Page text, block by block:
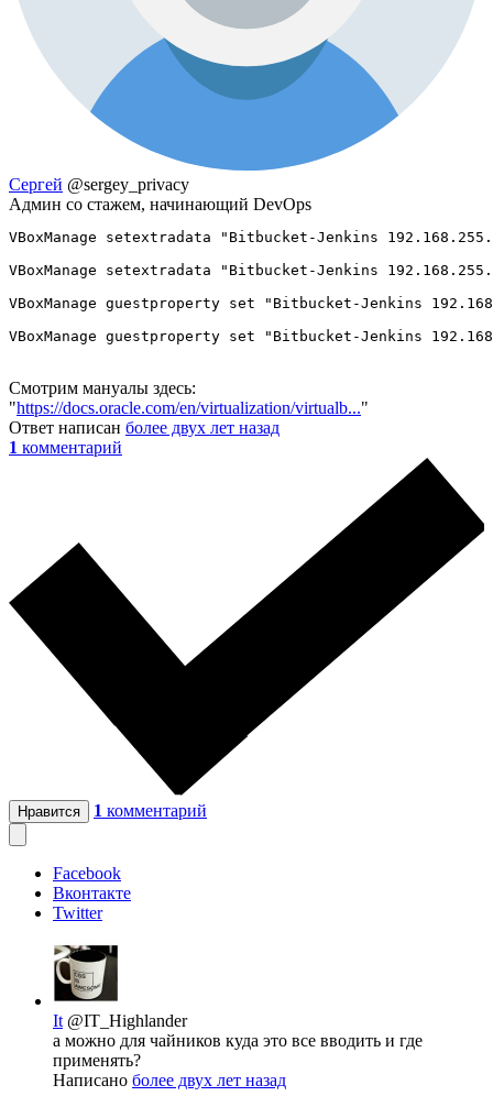
Сергей @sergey_privacy
Админ со стажем, начинающий DevOps
VBoxManage setextradata "Bitbucket-Jenkins
VBoxManage setextradata "Bitbucket-Jenkins
VBoxManage guestproperty set "Bitbucket-Jenkins
VBoxManage guestproperty set "Bitbucket-Jenkins
Смотрим мануалы здесь:
"https://docs.oracle.com/en/virtualization/virtualb..."
Ответ написан более двух лет назад
1 комментарий
Нравится 1 комментарий
Facebook
Вконтакте
Twitter
It @IT_Highlander
а можно для чайников куда это все вводить и где
применять?
Написано более двух лет назад